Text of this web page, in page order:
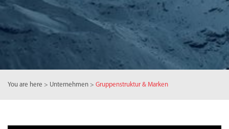
You are here > Unternehmen > Gruppenstruktur & Marken